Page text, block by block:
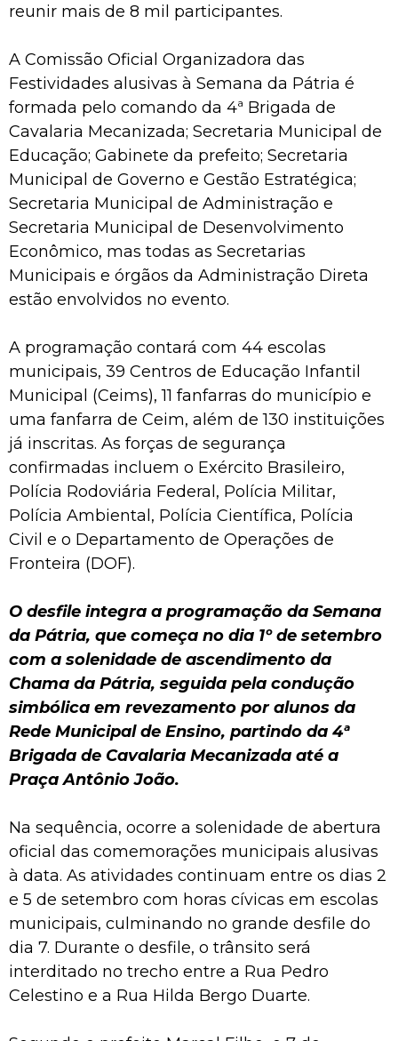
reunir mais de 8 mil participantes.
A Comissão Oficial Organizadora das
Festividades alusivas à Semana da Pátria é
formada pelo comando da 4ª Brigada de
Cavalaria Mecanizada; Secretaria Municipal de
Educação; Gabinete da prefeito; Secretaria
Municipal de Governo e Gestão Estratégica;
Secretaria Municipal de Administração e
Secretaria Municipal de Desenvolvimento
Econômico, mas todas as Secretarias
Municipais e órgãos da Administração Direta
estão envolvidos no evento.
A programação contará com 44 escolas
municipais, 39 Centros de Educação Infantil
Municipal (Ceims), 11 fanfarras do município e
uma fanfarra de Ceim, além de 130 instituições
já inscritas. As forças de segurança
confirmadas incluem o Exército Brasileiro,
Polícia Rodoviária Federal, Polícia Militar,
Polícia Ambiental, Polícia Científica, Polícia
Civil e o Departamento de Operações de
Fronteira (DOF).
O desfile integra a programação da Semana
da Pátria, que começa no dia 1º de setembro
com a solenidade de ascendimento da
Chama da Pátria, seguida pela condução
simbólica em revezamento por alunos da
Rede Municipal de Ensino, partindo da 4ª
Brigada de Cavalaria Mecanizada até a
Praça Antônio João.
Na sequência, ocorre a solenidade de abertura
oficial das comemorações municipais alusivas
à data. As atividades continuam entre os dias 2
e 5 de setembro com horas cívicas em escolas
municipais, culminando no grande desfile do
dia 7. Durante o desfile, o trânsito será
interditado no trecho entre a Rua Pedro
Celestino e a Rua Hilda Bergo Duarte.